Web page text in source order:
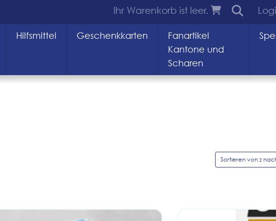
Ihr Warenkorb ist leer.
Hilfsmittel Geschenkkarten
Fanartikel
Kantone und
Scharen
Sortieren von z